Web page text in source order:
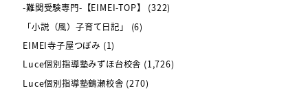
-難関受験専門-【EIMEI-TOP】
(322)
「小説（風）子育て日記」
(6)
EIMEI寺子屋つぼみ (1)
Luce個別指導塾みずほ台校舎 (1,726)
Luce個別指導塾鶴瀬校舎 (270)